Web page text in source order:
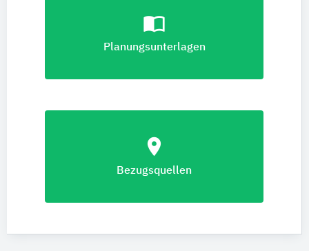
import_contacts
Planungsunterlagen
location_on
Bezugsquellen